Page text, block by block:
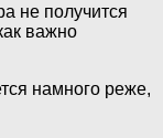
не получится
важно
намного реже,